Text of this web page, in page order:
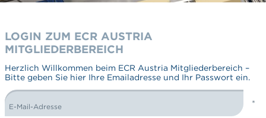
LOGIN ZUM ECR AUSTRIA
MITGLIEDERBEREICH
Herzlich Willkommen beim ECR Austria Mitgliederbereich –
Bitte geben Sie hier Ihre Emailadresse und Ihr Passwort ein.
LOGIN FORM
E-Mail-Adresse